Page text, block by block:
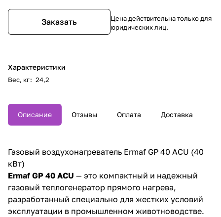
Заказать
Характеристики
Вес, кг: 24,2
Цена действительна только для
юридических лиц.
Описание Отзывы Оплата Доставка
Газовый воздухонагреватель Ermaf GP 40 ACU (40
кВт)
Ermaf GP 40 ACU — это компактный и надежный
газовый теплогенератор прямого нагрева,
разработанный специально для жестких условий
эксплуатации в промышленном животноводстве.